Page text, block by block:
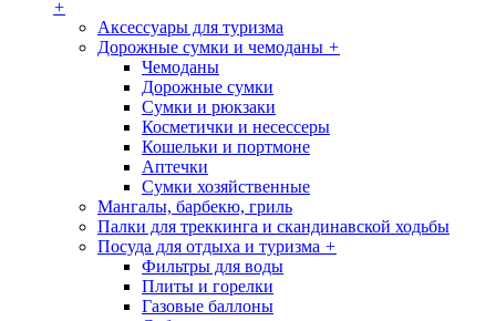
+
Аксессуары для туризма
Дорожные сумки и чемоданы +
Чемоданы
Дорожные сумки
Сумки и рюкзаки
Косметички и несессеры
Кошельки и портмоне
Аптечки
Сумки хозяйственные
Мангалы, барбекю, гриль
Палки для треккинга и скандинавской ходьбы
Посуда для отдыха и туризма +
Фильтры для воды
Плиты и горелки
Газовые баллоны